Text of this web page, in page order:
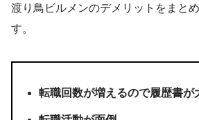
渡り鳥ビルメンのデメリットをまと
す。
転職回数が増えるので履歴書が